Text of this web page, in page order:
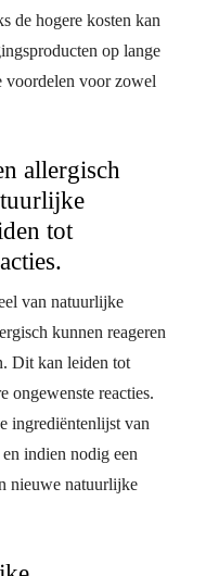
de hogere kosten kan
op lange
voordelen voor zowel
allergisch
tot
van natuurlijke
kunnen reageren
Dit kan leiden tot
ongewenste reacties.
ingrediëntenlijst van
indien nodig een
nieuwe natuurlijke